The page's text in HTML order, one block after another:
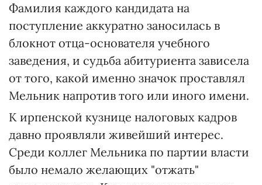
Фамилия каждого кандидата на
поступление аккуратно заносилась в
блокнот отца-основателя учебного
заведения, и судьба абитуриента зависела
от того, какой именно значок проставлял
Мельник напротив того или иного имени.
К ирпенской кузнице налоговых кадров
давно проявляли живейший интерес.
Среди коллег Мельника по партии власти
было немало желающих "отжать"